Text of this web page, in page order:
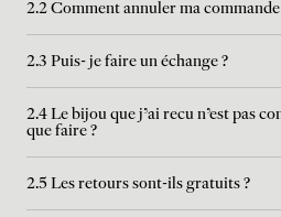
2.2 Comment annuler ma commande
2.3 Puis- je faire un échange ?
2.4 Le bijou que j'ai recu n'est pas
que faire ?
2.5 Les retours sont-ils gratuits ?